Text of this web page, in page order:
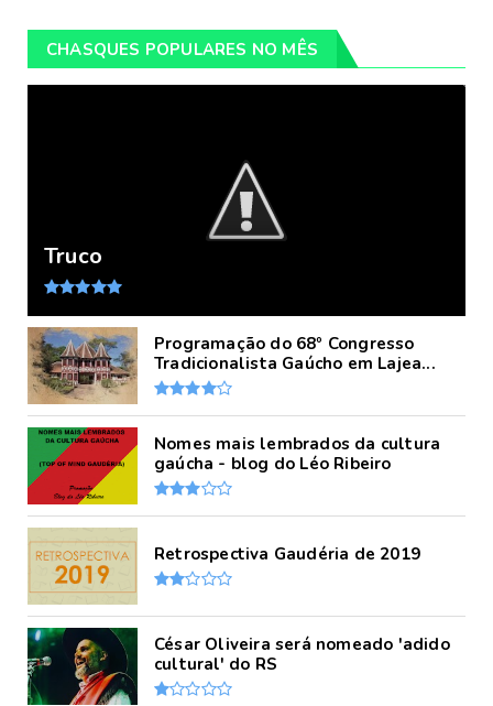
CHASQUES POPULARES NO MÊS
Truco
Programação do 68º Congresso
Tradicionalista Gaúcho em Lajea...
Nomes mais lembrados da cultura
gaúcha - blog do Léo Ribeiro
Retrospectiva Gaudéria de 2019
César Oliveira será nomeado 'adido
cultural' do RS